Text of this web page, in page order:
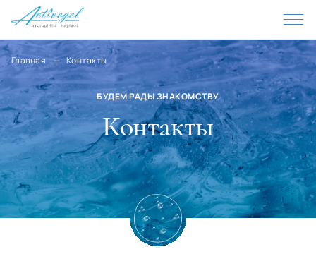
Главная Контакты
БУДЕМ РАДЫ ЗНАКОМСТВУ
Контакты
Lithuania
Liechtenstein
Luxembourg
Mauritius
Mauritania
Madagascar
Macedonia
Malawi